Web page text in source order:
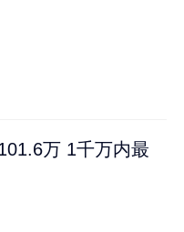
万 1千万内最